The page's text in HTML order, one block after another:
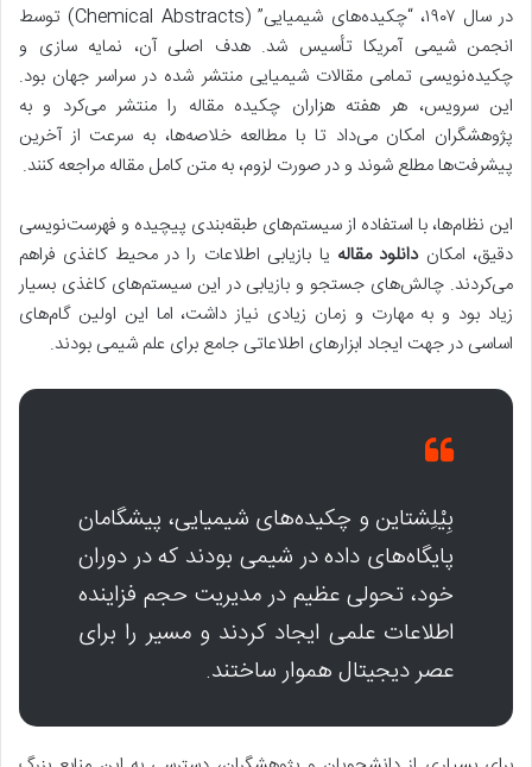
در سال ۱۹۰۷، “چکیده‌های شیمیایی” (Chemical Abstracts) توسط
انجمن شیمی آمریکا تأسیس شد. هدف اصلی آن، نمایه سازی و
چکیده‌نویسی تمامی مقالات شیمیایی منتشر شده در سراسر جهان بود.
این سرویس، هر هفته هزاران چکیده مقاله را منتشر می‌کرد و به
پژوهشگران امکان می‌داد تا با مطالعه خلاصه‌ها، به سرعت از آخرین
پیشرفت‌ها مطلع شوند و در صورت لزوم، به متن کامل مقاله مراجعه کنند.
این نظام‌ها، با استفاده از سیستم‌های طبقه‌بندی پیچیده و فهرست‌نویسی
دقیق، امکاندانلود مقاله یا بازیابی اطلاعات را در محیط کاغذی فراهم
می‌کردند. چالش‌های جستجو و بازیابی در این سیستم‌های کاغذی بسیار
زیاد بود و به مهارت و زمان زیادی نیاز داشت، اما این اولین گام‌های
اساسی در جهت ایجاد ابزارهای اطلاعاتی جامع برای علم شیمی بودند.
بِیْلِشتاین و چکیده‌های شیمیایی، پیشگامان
پایگاه‌های داده در شیمی بودند که در دوران
خود، تحولی عظیم در مدیریت حجم فزاینده
اطلاعات علمی ایجاد کردند و مسیر را برای
عصر دیجیتال هموار ساختند.